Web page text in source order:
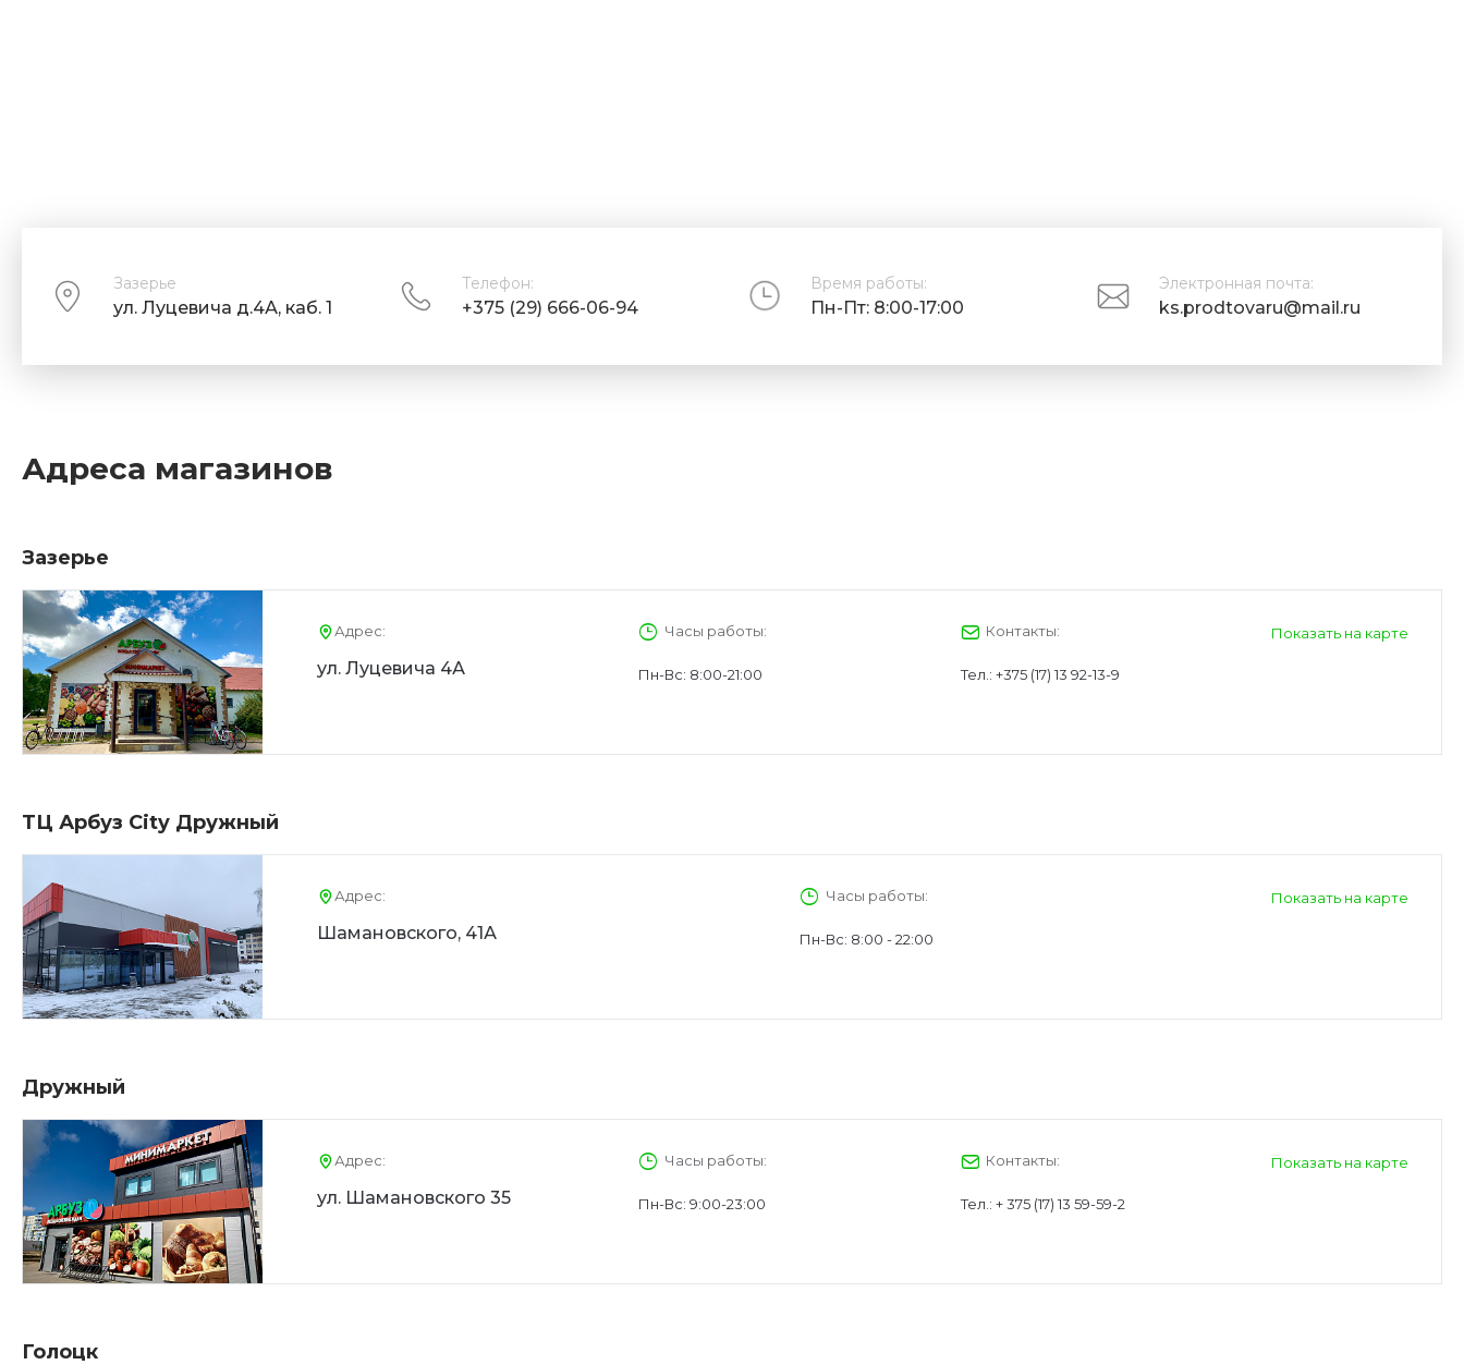
Зазерье
ул. Луцевича д.4А, каб. 1
Телефон:
+375 (29) 666-06-94
Время работы:
Пн-Пт: 8:00-17:00
Электронная почта:
ks.prodtovaru@mail.ru
Адреса магазинов
Зазерье
Адрес:
ул. Луцевича 4А
Часы работы:
Пн-Вс: 8:00-21:00
Контакты:
Тел.: +375 (17) 13 92-13-9
Показать на карте
ТЦ Арбуз City Дружный
Адрес:
Шамановского, 41А
Часы работы:
Пн-Вс: 8:00 - 22:00
Показать на карте
Дружный
Адрес:
ул. Шамановского 35
Часы работы:
Пн-Вс: 9:00-23:00
Контакты:
Тел.: + 375 (17) 13 59-59-2
Показать на карте
Голоцк